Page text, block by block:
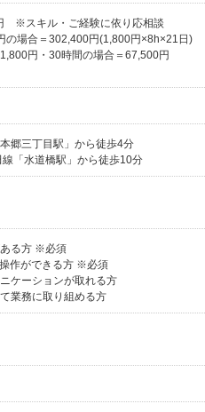
※スキル・ご経験に依り応相談
場合＝302,400円(1,800円×8h×21日)
円・30時間の場合＝67,500円
郷三丁目駅」から徒歩4分
「水道橋駅」から徒歩10分
る方 ※必須
作ができる方 ※必須
ケーションが取れる方
業務に取り組める方